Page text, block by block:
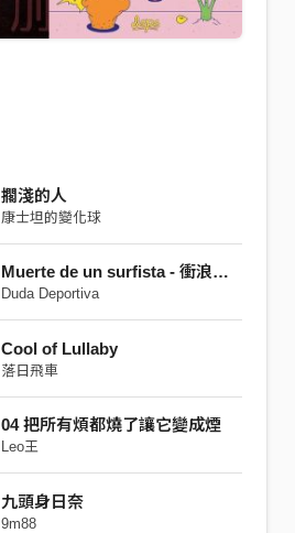
擱淺的人
康士坦的變化球
Muerte de un surfista - 衝浪者之死
Duda Deportiva
Cool of Lullaby
落日飛車
04 把所有煩都燒了讓它變成煙
Leo王
九頭身日奈
9m88